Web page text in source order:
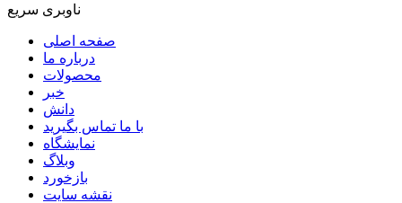
ناوبری سریع
صفحه اصلی
درباره ما
محصولات
خبر
دانش
با ما تماس بگیرید
نمایشگاه
وبلاگ
بازخورد
نقشه سایت